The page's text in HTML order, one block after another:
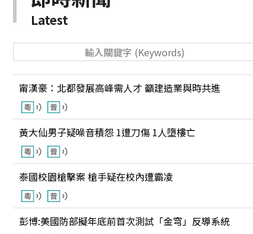
Latest
甯漢豪：北都發展高峰需人才 籲建造業與時共進
黃大仙男子疑噪音積怨 1遭刀傷 1人墮樓亡
泰國校園槍擊案 槍手疑在校內遭霸凌
彭博:美國防部擬年底前首次測試「金穹」反導系統